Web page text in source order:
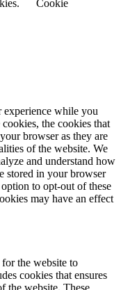
Cookie
experience while you
the cookies that
browser as they are
of the website. We
and understand how
stored in your browser
to opt-out of these
may have an effect
for the website to
cookies that ensures